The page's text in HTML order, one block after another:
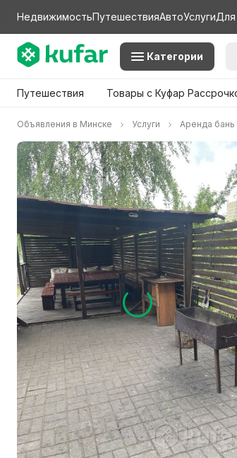
НедвижимостьПутешествияАвтоУслугиДля
Категории
Путешествия Товары с Куфар
Объявления в Минске Услуги Аренда